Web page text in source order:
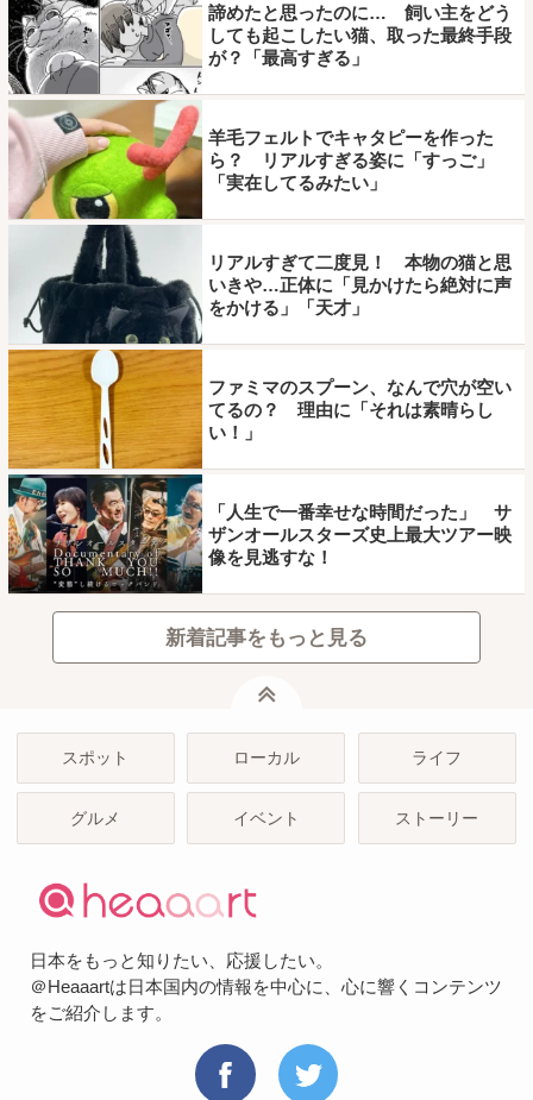
諦めたと思ったのに… 飼い主をどう
しても起こしたい猫、取った最終手段
が？「最高すぎる」
羊毛フェルトでキャタピーを作った
ら？ リアルすぎる姿に「すっご」
「実在してるみたい」
リアルすぎて二度見！ 本物の猫と思
いきや…正体に「見かけたら絶対に声
をかける」「天才」
ファミマのスプーン、なんで穴が空い
てるの？ 理由に「それは素晴らし
い！」
「人生で一番幸せな時間だった」 サ
ザンオールスターズ史上最大ツアー映
像を見逃すな！
新着記事をもっと見る
スポット ローカル ライフ
グルメ イベント ストーリー
日本をもっと知りたい、応援したい。
＠Heaaartは日本国内の情報を中心に、心に響くコンテンツ
をご紹介します。